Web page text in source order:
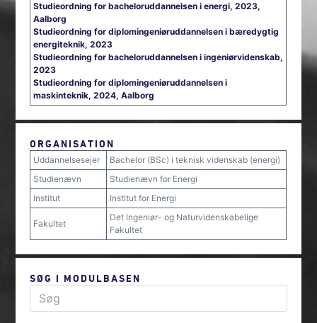
Studieordning for bacheloruddannelsen i energi, 2023,
Aalborg
Studieordning for diplomingeniøruddannelsen i bæredygtig
energiteknik, 2023
Studieordning for bacheloruddannelsen i ingeniørvidenskab,
2023
Studieordning for diplomingeniøruddannelsen i
maskinteknik, 2024, Aalborg
ORGANISATION
Uddannelsesejer
Bachelor (BSc) i teknisk videnskab (energi)
Studienævn
Studienævn for Energi
Institut
Institut for Energi
Fakultet
Det Ingeniør- og Naturvidenskabelige
Fakultet
SØG I MODULBASEN